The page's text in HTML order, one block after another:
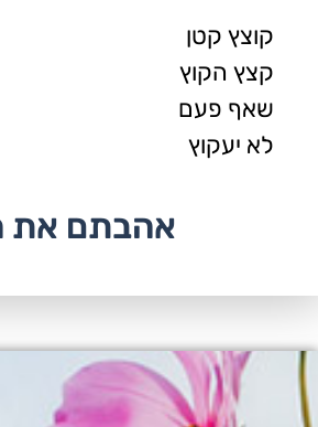
קוצץ קטן
קצץ הקוץ
שאף פעם
לא יעקוץ
אהבתם את